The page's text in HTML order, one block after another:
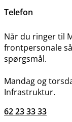
Telefon
Når du ringer til
frontpersonale
spørgsmål.
Mandag og
Infrastruktur.
62 23 33 33